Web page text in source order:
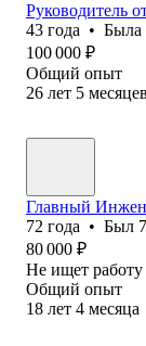
Руководитель
43 года • Была
100 000 ₽
Общий опыт
26 лет 5 месяцев
Главный
72 года • Был
80 000 ₽
Не ищет работу
Общий опыт
18 лет 4 месяца